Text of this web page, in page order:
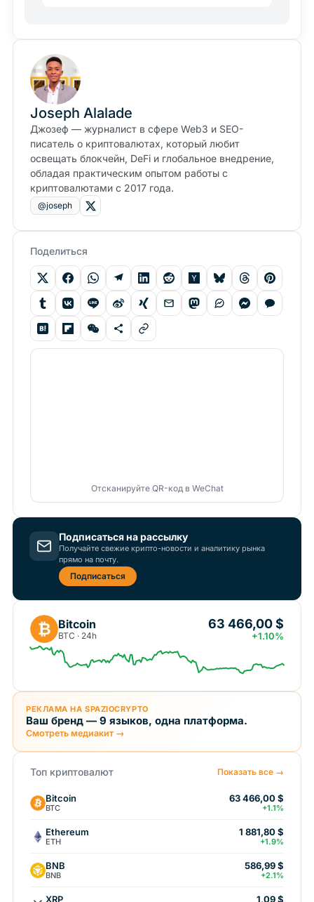
Joseph Alalade
Джозеф — журналист в сфере Web3 и SEO-
писатель о криптовалютах, который любит
освещать блокчейн, DeFi и глобальное внедрение,
обладая практическим опытом работы с
криптовалютами с 2017 года.
@joseph
Поделиться
Отсканируйте QR-код в WeChat
Подписаться на рассылку
Получайте свежие крипто-новости и аналитику рынка
прямо на почту.
Подписаться
₿ Bitcoin
BTC · 24h
63 466,00 $
+1.10%
РЕКЛАМА НА SPAZIOCRYPTO
Ваш бренд — 9 языков, одна платформа.
Смотреть медиакит →
Топ криптовалют Показать все →
Bitcoin
BTC
63 466,00 $
+1.1%
Ethereum
ETH
1 881,80 $
+1.9%
BNB
BNB
586,99 $
+2.1%
XRP 1,09 $